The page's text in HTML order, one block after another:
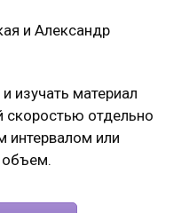
и Александр
изучать материал
отдельно
или
объем.